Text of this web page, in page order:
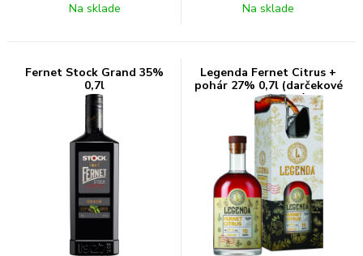
Na sklade Na sklade
Fernet Stock Grand 35%
0,7l
Legenda Fernet Citrus +
pohár 27% 0,7l (darčekové
balenie 1 pohár)